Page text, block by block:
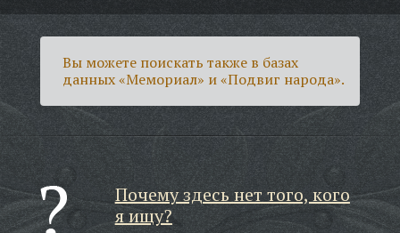
Вы можете поискать также в базах
данных «Мемориал» и «Подвиг народа».
Почему здесь нет того, кого
я ищу?